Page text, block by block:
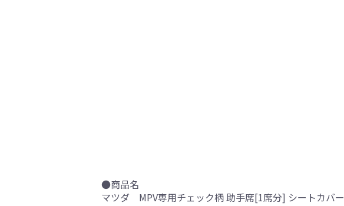
●商品名
マツダ MPV専用チェック柄 助手席[1席分] シートカバー